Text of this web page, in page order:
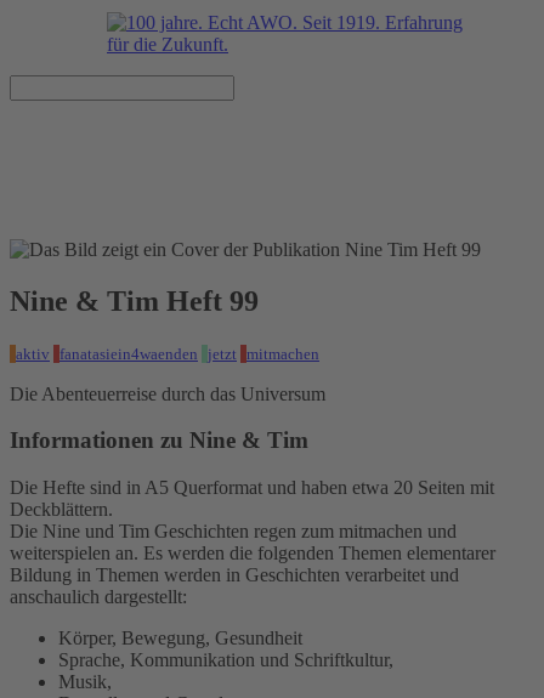
Nine & Tim Heft 99
aktiv fanatasiein4waenden jetzt mitmachen
Die Abenteuerreise durch das Universum
Informationen zu Nine & Tim
Die Hefte sind in A5 Querformat und haben etwa 20 Seiten mit
Deckblättern.
Die Nine und Tim Geschichten regen zum mitmachen und
weiterspielen an. Es werden die folgenden Themen elementarer
Bildung in Themen werden in Geschichten verarbeitet und
anschaulich dargestellt:
Körper, Bewegung, Gesundheit
Sprache, Kommunikation und Schriftkultur,
Musik,